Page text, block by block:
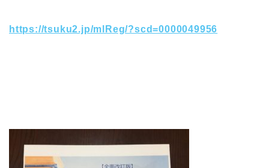
https://tsuku2.jp/mlReg/?scd=0000049956